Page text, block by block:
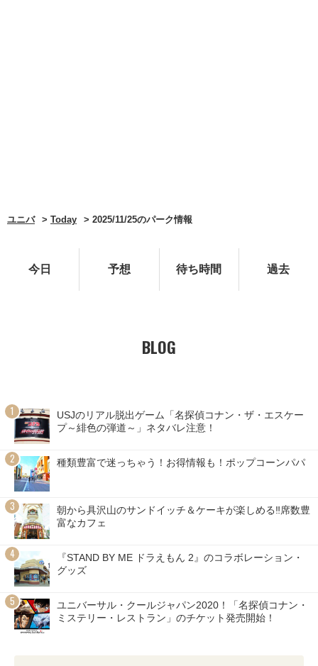
ユニバ Today 2025/11/25のパーク情報
今日 予想 待ち時間 過去
BLOG
USJのリアル脱出ゲーム「名探偵コナン・ザ・エスケー
プ～緋色の弾道～」ネタバレ注意！
種類豊富で迷っちゃう！お得情報も！ポップコーンパパ
朝から具沢山のサンドイッチ＆ケーキが楽しめる‼席数豊
富なカフェ
『STAND BY ME ドラえもん 2』のコラボレーション・
グッズ
ユニバーサル・クールジャパン2020！「名探偵コナン・
ミステリー・レストラン」のチケット発売開始！